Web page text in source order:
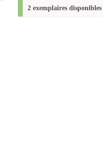
2 exemplaires disponibles